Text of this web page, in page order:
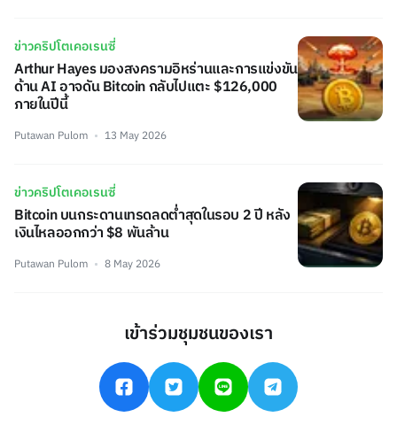
ข่าวคริปโตเคอเรนซี่
Arthur Hayes มองสงครามอิหร่านและการแข่งขัน
ด้าน AI อาจดัน Bitcoin กลับไปแตะ $126,000
ภายในปีนี้
Putawan Pulom 13 May 2026
ข่าวคริปโตเคอเรนซี่
Bitcoin บนกระดานเทรดลดต่ำสุดในรอบ 2 ปี หลัง
เงินไหลออกกว่า $8 พันล้าน
Putawan Pulom 8 May 2026
เข้าร่วมชุมชนของเรา